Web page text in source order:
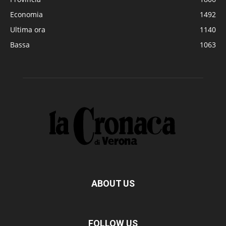
Economia
1492
Ultima ora
1140
Bassa
1063
ABOUT US
FOLLOW US